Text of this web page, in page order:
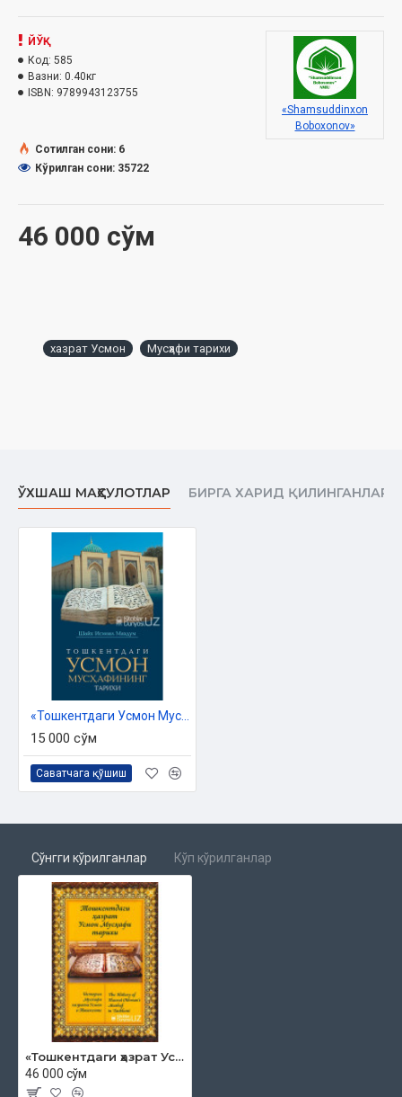
Муқоваси:
46 000 сўм
ЙЎҚ
Код: 585
Вазни: 0.40кг
ISBN: 9789943123755
«Shamsuddinxon
Boboxonov»
Сотилган сони: 6
Кўрилган сони: 35722
хазрат Усмон Мусҳафи тарихи
ЎХШАШ МАҲСУЛОТЛАР БИРГА ХАРИД ҚИЛИНГАНЛАР
15 000 сўм
Саватчага қўшиш
Сўнгги кўрилганлар Кўп кўрилганлар
«Тошкентдаги ҳазрат Усмон Мусҳафи тарихи»
46 000 сўм